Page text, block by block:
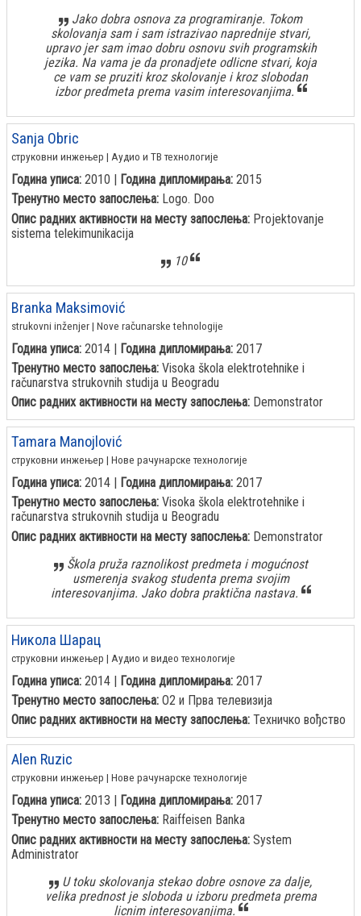
Jako dobra osnova za programiranje. Tokom
skolovanja sam i sam istrazivao naprednije stvari,
upravo jer sam imao dobru osnovu svih programskih
jezika. Na vama je da pronadjete odlicne stvari, koja
ce vam se pruziti kroz skolovanje i kroz slobodan
izbor predmeta prema vasim interesovanjima.
Sanja Obric
струковни инжењер | Аудио и ТВ технологије
Година уписа: 2010 | Година дипломирања: 2015
Тренутно место запослења: Logo. Doo
Опис радних активности на месту запослења: Projektovanje
sistema telekimunikacija
10
Branka Maksimović
strukovni inženjer | Nove računarske tehnologije
Година уписа: 2014 | Година дипломирања: 2017
Тренутно место запослења: Visoka škola elektrotehnike i
računarstva strukovnih studija u Beogradu
Опис радних активности на месту запослења: Demonstrator
Tamara Manojlović
струковни инжењер | Нове рачунарске технологије
Година уписа: 2014 | Година дипломирања: 2017
Тренутно место запослења: Visoka škola elektrotehnike i
računarstva strukovnih studija u Beogradu
Опис радних активности на месту запослења: Demonstrator
Škola pruža raznolikost predmeta i mogućnost
usmerenja svakog studenta prema svojim
interesovanjima. Jako dobra praktična nastava.
Никола Шарац
струковни инжењер | Аудио и видео технологије
Година уписа: 2014 | Година дипломирања: 2017
Тренутно место запослења: О2 и Прва телевизија
Опис радних активности на месту запослења: Техничко вођство
Alen Ruzic
струковни инжењер | Нове рачунарске технологије
Година уписа: 2013 | Година дипломирања: 2017
Тренутно место запослења: Raiffeisen Banka
Опис радних активности на месту запослења: System
Administrator
U toku skolovanja stekao dobre osnove za dalje,
velika prednost je sloboda u izboru predmeta prema
licnim interesovanjima.